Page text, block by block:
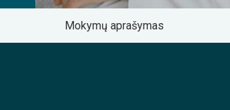
Mokymų aprašymas